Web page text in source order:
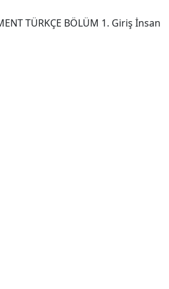
TÜRKÇE BÖLÜM 1. Giriş İnsan